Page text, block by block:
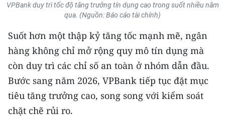
TRI THỨC CHUYÊN SÂU
54 DÂN TỘC VIỆT NAM
CHƯƠNG TRÌNH OCOP - MỖI XÃ
MỘT SẢN PHẨM
VPBank duy trì tốc độ tăng trưởng tín dụng cao trong suốt nhiều năm
qua. (Nguồn: Báo cáo tài chính)
Suốt hơn một thập kỷ tăng tốc mạnh mẽ, ngân
hàng không chỉ mở rộng quy mô tín dụng mà
còn duy trì các chỉ số an toàn ở nhóm dẫn đầu.
Bước sang năm 2026, VPBank tiếp tục đặt mục
tiêu tăng trưởng cao, song song với kiểm soát
chặt chẽ rủi ro.